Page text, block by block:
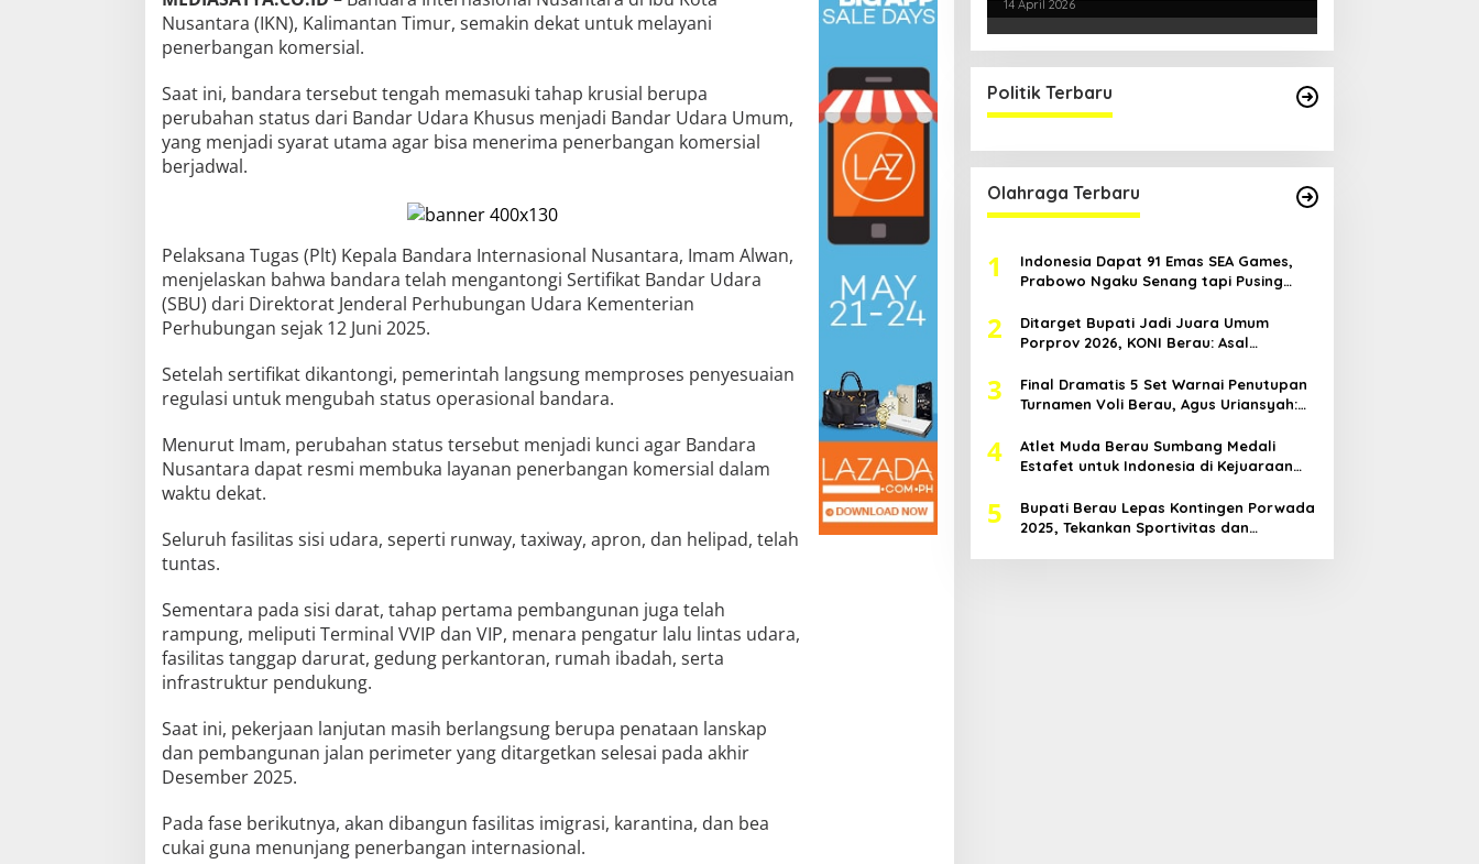
Nusantara (IKN), Kalimantan Timur, semakin dekat untuk melayani
penerbangan komersial.
Saat ini, bandara tersebut tengah memasuki tahap krusial berupa
perubahan status dari Bandar Udara Khusus menjadi Bandar Udara Umum,
yang menjadi syarat utama agar bisa menerima penerbangan komersial
berjadwal.
Pelaksana Tugas (Plt) Kepala Bandara Internasional Nusantara, Imam Alwan,
menjelaskan bahwa bandara telah mengantongi Sertifikat Bandar Udara
(SBU) dari Direktorat Jenderal Perhubungan Udara Kementerian
Perhubungan sejak 12 Juni 2025.
Setelah sertifikat dikantongi, pemerintah langsung memproses penyesuaian
regulasi untuk mengubah status operasional bandara.
Menurut Imam, perubahan status tersebut menjadi kunci agar Bandara
Nusantara dapat resmi membuka layanan penerbangan komersial dalam
waktu dekat.
Seluruh fasilitas sisi udara, seperti runway, taxiway, apron, dan helipad, telah
tuntas.
Sementara pada sisi darat, tahap pertama pembangunan juga telah
rampung, meliputi Terminal VVIP dan VIP, menara pengatur lalu lintas udara,
fasilitas tanggap darurat, gedung perkantoran, rumah ibadah, serta
infrastruktur pendukung.
Saat ini, pekerjaan lanjutan masih berlangsung berupa penataan lanskap
dan pembangunan jalan perimeter yang ditargetkan selesai pada akhir
Desember 2025.
Pada fase berikutnya, akan dibangun fasilitas imigrasi, karantina, dan bea
cukai guna menunjang penerbangan internasional.
14 April 2026
Politik Terbaru
Olahraga Terbaru
1
Indonesia Dapat 91 Emas SEA Games,
Prabowo Ngaku Senang tapi Pusing
2
Ditarget Bupati Jadi Juara Umum
Porprov 2026, KONI Berau: Asal
3
Final Dramatis 5 Set Warnai Penutupan
Turnamen Voli Berau, Agus Uriansyah:
4
Atlet Muda Berau Sumbang Medali
Estafet untuk Indonesia di Kejuaraan
5
Bupati Berau Lepas Kontingen Porwada
2025, Tekankan Sportivitas dan